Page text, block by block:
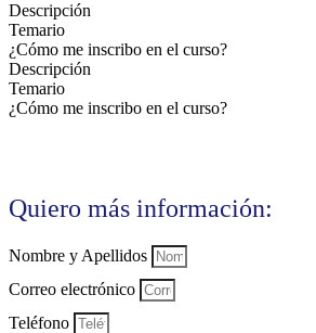
Descripción
Temario
¿Cómo me inscribo en el curso?
Descripción
Temario
¿Cómo me inscribo en el curso?
Quiero más información:
Nombre y Apellidos
Correo electrónico
Teléfono